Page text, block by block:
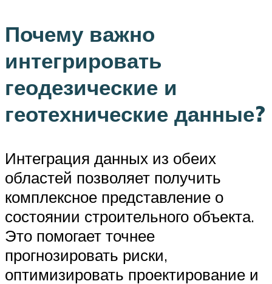
Почему важно
интегрировать
геодезические и
геотехнические данные?
Интеграция данных из обеих
областей позволяет получить
комплексное представление о
состоянии строительного объекта.
Это помогает точнее
прогнозировать риски,
оптимизировать проектирование и